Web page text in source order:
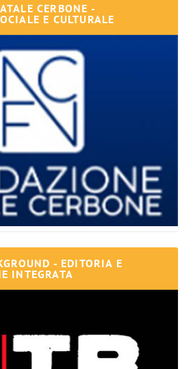
CERBONE -
E CULTURALE
- EDITORIA E
INTEGRATA